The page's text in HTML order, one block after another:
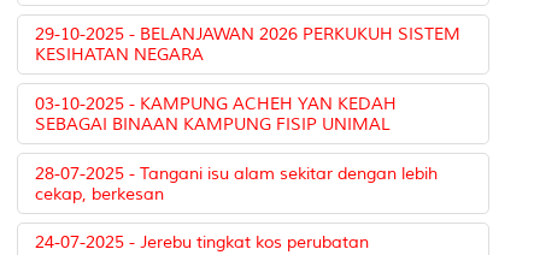
29-10-2025 - BELANJAWAN 2026 PERKUKUH SISTEM
KESIHATAN NEGARA
03-10-2025 - KAMPUNG ACHEH YAN KEDAH
SEBAGAI BINAAN KAMPUNG FISIP UNIMAL
28-07-2025 - Tangani isu alam sekitar dengan lebih
cekap, berkesan
24-07-2025 - Jerebu tingkat kos perubatan